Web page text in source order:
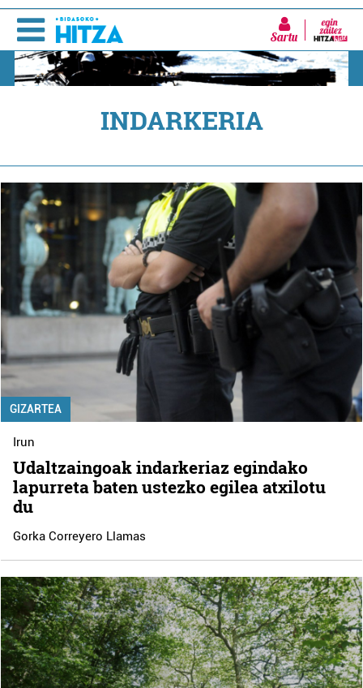
Sartu
INDARKERIA
GIZARTEA
Irun
Udaltzaingoak indarkeriaz egindako
lapurreta baten ustezko egilea atxilotu
du
Gorka Correyero Llamas